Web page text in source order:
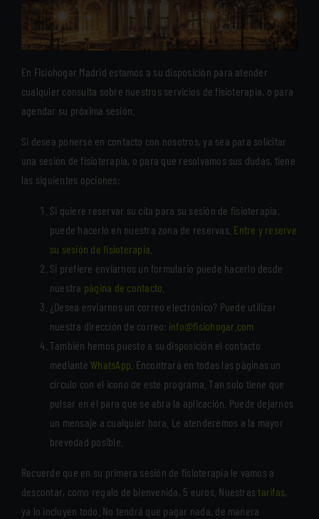
En Fisiohogar Madrid estamos a su disposición para atender
cualquier consulta sobre nuestros servicios de fisioterapia, o para
agendar su próxima sesión.
Si desea ponerse en contacto con nosotros, ya sea para solicitar
una sesión de fisioterapia, o para que resolvamos sus dudas, tiene
las siguientes opciones:
Si quiere reservar su cita para su sesión de fisioterapia,
puede hacerlo en nuestra zona de reservas. Entre y reserve
su sesión de fisioterapia
Si prefiere enviarnos un formulario puede hacerlo desde
nuestra página de contacto
¿Desea enviarnos un correo electrónico? Puede utilizar
nuestra dirección de correo: info@fisiohogar.com
También hemos puesto a su disposición el contacto
mediante WhatsApp . Encontrará en todas las páginas un
círculo con el icono de este programa. Tan solo tiene que
pulsar en él para que se abra la aplicación. Puede dejarnos
un mensaje a cualquier hora. Le atenderemos a la mayor
brevedad posible.
Recuerde que en su primera sesión de fisioterapia le vamos a
descontar, como regalo de bienvenida, 5 euros. Nuestrastarifas,
ya lo incluyen todo. No tendrá que pagar nada, de manera